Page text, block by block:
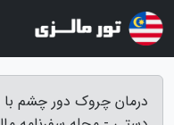
درمان چروک دور چشم